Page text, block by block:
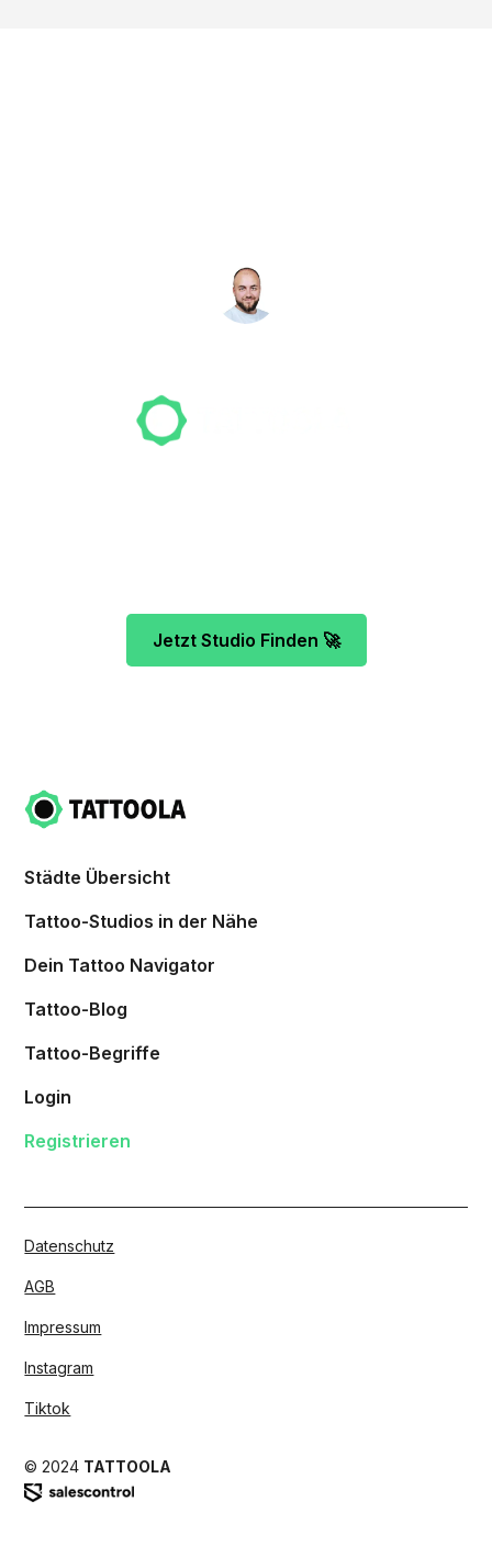
Jetzt Studio Finden 🚀
Städte Übersicht
Tattoo-Studios in der Nähe
Dein Tattoo Navigator
Tattoo-Blog
Tattoo-Begriffe
Login
Registrieren
Datenschutz
AGB
Impressum
Instagram
Tiktok
© 2024 TATTOOLA